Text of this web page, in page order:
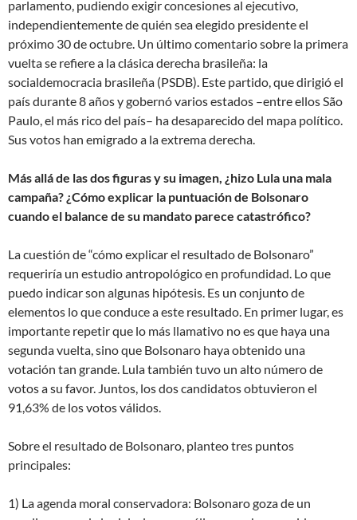
parlamento, pudiendo exigir concesiones al ejecutivo,
independientemente de quién sea elegido presidente el
próximo 30 de octubre. Un último comentario sobre la primera
vuelta se refiere a la clásica derecha brasileña: la
socialdemocracia brasileña (PSDB). Este partido, que dirigió el
país durante 8 años y gobernó varios estados –entre ellos São
Paulo, el más rico del país– ha desaparecido del mapa político.
Sus votos han emigrado a la extrema derecha.
Más allá de las dos figuras y su imagen, ¿hizo Lula una mala
campaña? ¿Cómo explicar la puntuación de Bolsonaro
cuando el balance de su mandato parece catastrófico?
La cuestión de “cómo explicar el resultado de Bolsonaro”
requeriría un estudio antropológico en profundidad. Lo que
puedo indicar son algunas hipótesis. Es un conjunto de
elementos lo que conduce a este resultado. En primer lugar, es
importante repetir que lo más llamativo no es que haya una
segunda vuelta, sino que Bolsonaro haya obtenido una
votación tan grande. Lula también tuvo un alto número de
votos a su favor. Juntos, los dos candidatos obtuvieron el
91,63% de los votos válidos.
Sobre el resultado de Bolsonaro, planteo tres puntos
principales:
1) La agenda moral conservadora: Bolsonaro goza de un